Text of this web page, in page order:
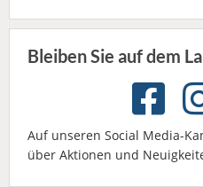
Bleiben Sie auf dem
Auf unseren Social Media-
über Aktionen und